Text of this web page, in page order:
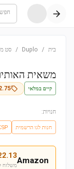
חפש
בית /
Duplo
/ סט
משאית
קיים במלאי
חנויות:
חנות לגו הרשמית
Amazonמשלוח